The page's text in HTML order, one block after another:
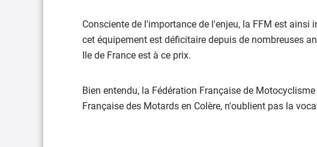
Consciente de l'importance de l'enjeu, la FFM est
cet équipement est déficitaire depuis de nombreuses
Ile de France est à ce prix.
Bien entendu, la Fédération Française de
Française des Motards en Colère, n'oublient pas la